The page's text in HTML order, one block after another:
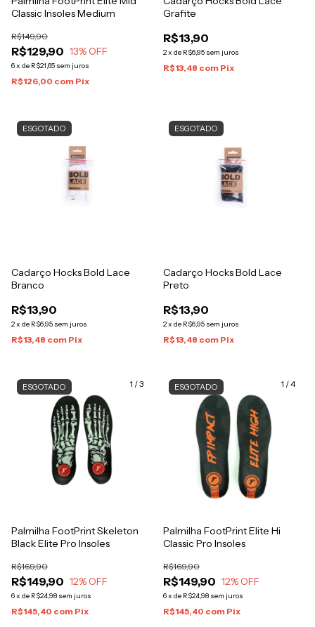
Classic Insoles Medium
R$129,90
R$149,90
13% OFF
6x de R$21,65 sem juros
R$126,00 com Pix
Grafite
R$13,90
2x de R$6,95 sem juros
R$13,48 com Pix
ESGOTADO
Cadarço Hocks Bold Lace
Branco
R$13,90
2x de R$6,95 sem juros
R$13,48 com Pix
ESGOTADO
Cadarço Hocks Bold Lace
Preto
R$13,90
2x de R$6,95 sem juros
R$13,48 com Pix
1 /3
ESGOTADO
Palmilha FootPrint Skeleton
Black Elite Pro Insoles
R$149,90
R$169,90
12% OFF
6x de R$24,98 sem juros
R$145,40 com Pix
1 /4
ESGOTADO
Palmilha FootPrint Elite Hi
Classic Pro Insoles
R$149,90
R$169,90
12% OFF
6x de R$24,98 sem juros
R$145,40 com Pix